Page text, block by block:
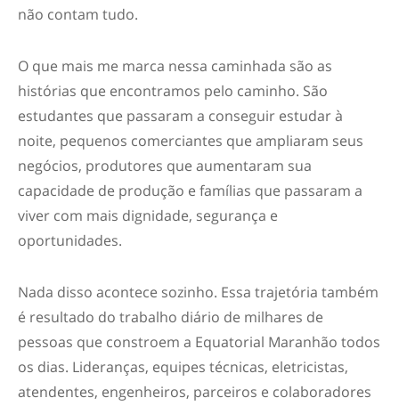
não contam tudo.
O que mais me marca nessa caminhada são as
histórias que encontramos pelo caminho. São
estudantes que passaram a conseguir estudar à
noite, pequenos comerciantes que ampliaram seus
negócios, produtores que aumentaram sua
capacidade de produção e famílias que passaram a
viver com mais dignidade, segurança e
oportunidades.
Nada disso acontece sozinho. Essa trajetória também
é resultado do trabalho diário de milhares de
pessoas que constroem a Equatorial Maranhão todos
os dias. Lideranças, equipes técnicas, eletricistas,
atendentes, engenheiros, parceiros e colaboradores